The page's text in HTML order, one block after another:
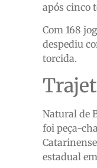
após cinco
Com 168
despediu
torcida.
Natural de
foi peça-
estadual